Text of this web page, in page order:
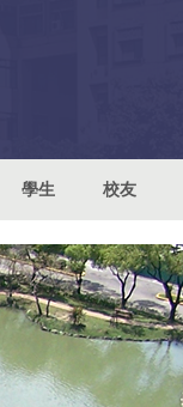
學生 校友